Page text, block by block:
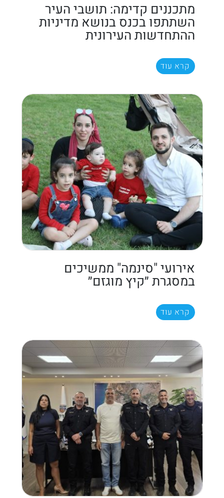
מתכננים קדימה: תושבי העיר
השתתפו בכנס בנושא מדיניות
ההתחדשות העירונית
קרא עוד
אירועי "סינמה" ממשיכים
במסגרת ״קיץ מוגזם״
קרא עוד